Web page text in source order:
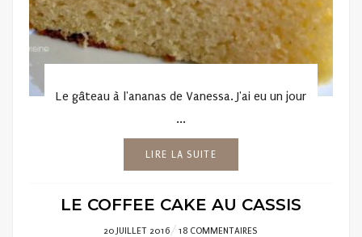
Le gâteau à l'ananas de Vanessa. J'ai eu un jour
...
LIRE LA SUITE
LE COFFEE CAKE AU CASSIS
POSTED
20 JUILLET 2016 18 COMMENTAIRES